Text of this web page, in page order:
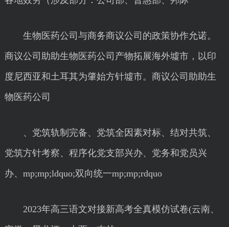
生物医药公司与商务商议公司的政策协作允诺。
商议公司助助生物医药公司产物拓展海外墟市，以印
度尼西亚和土耳其为肇始方针墟市。商议公司助助生
物医药公司
、党筑轨制完备、党筑全因素对标、结对共筑、
党筑方针考察、程序化党支部兴办、党务和党员兴
办、mp;mp;ldquo;双向统一mp;mp;rdquo
2023年高三语文对接新高考全真模仿试卷(云南、